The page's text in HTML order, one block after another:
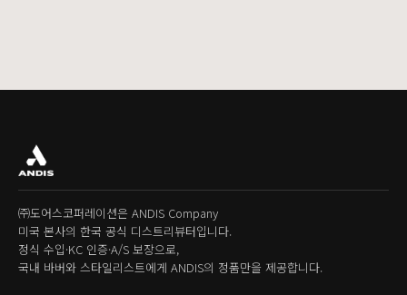
㈜도어스코퍼레이션은 ANDIS Company
미국 본사의 한국 공식 디스트리뷰터입니다.
정식 수입·KC 인증·A/S 보장으로,
국내 바버와 스타일리스트에게 ANDIS의 정품만을 제공합니다.